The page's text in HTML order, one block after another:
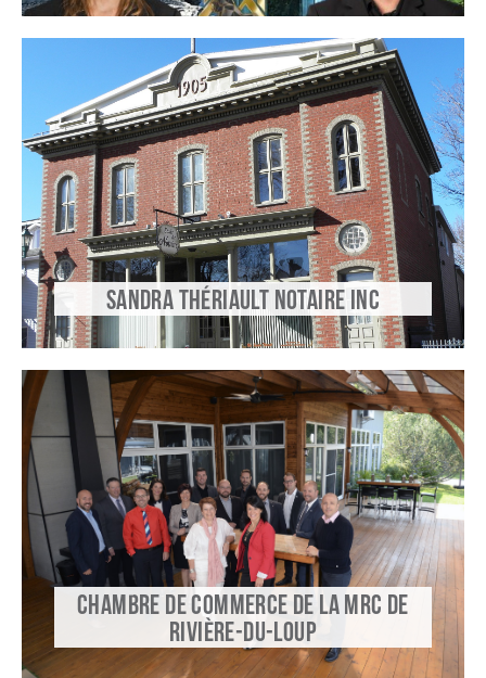
SANDRA THÉRIAULT NOTAIRE INC
CHAMBRE DE COMMERCE DE LA MRC DE
RIVIÈRE-DU-LOUP